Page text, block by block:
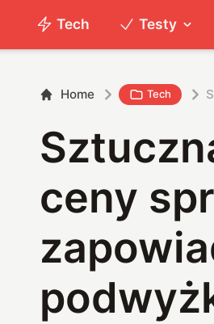
Tech Testy
Home Tech
ceny